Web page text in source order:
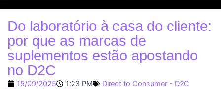
Do laboratório à casa do cliente:
por que as marcas de
suplementos estão apostando
no D2C
15/09/2025 1:23 PM Direct to Consumer - D2C